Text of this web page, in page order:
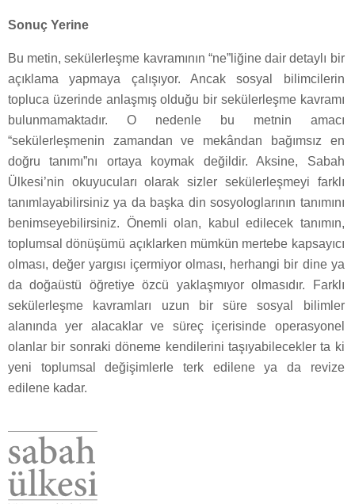
Sonuç Yerine
Bu metin, sekülerleşme kavramının “ne”liğine dair detaylı bir
açıklama yapmaya çalışıyor. Ancak sosyal bilimcilerin
topluca üzerinde anlaşmış olduğu bir sekülerleşme kavramı
bulunmamaktadır. O nedenle bu metnin amacı
“sekülerleşmenin zamandan ve mekândan bağımsız en
doğru tanımı”nı ortaya koymak değildir. Aksine, Sabah
Ülkesi’nin okuyucuları olarak sizler sekülerleşmeyi farklı
tanımlayabilirsiniz ya da başka din sosyologlarının tanımını
benimseyebilirsiniz. Önemli olan, kabul edilecek tanımın,
toplumsal dönüşümü açıklarken mümkün mertebe kapsayıcı
olması, değer yargısı içermiyor olması, herhangi bir dine ya
da doğaüstü öğretiye özcü yaklaşmıyor olmasıdır. Farklı
sekülerleşme kavramları uzun bir süre sosyal bilimler
alanında yer alacaklar ve süreç içerisinde operasyonel
olanlar bir sonraki döneme kendilerini taşıyabilecekler ta ki
yeni toplumsal değişimlerle terk edilene ya da revize
edilene kadar.